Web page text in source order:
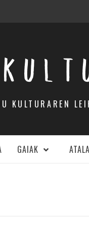
KULTURAREN
GAIAK